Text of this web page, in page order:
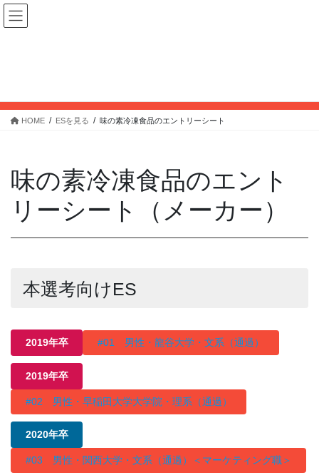
コ
ン
キ
ナ
ビ
に
HOME ESを見る 味の素冷凍食品のエントリーシート
味の素冷凍食品のエント
リーシート（メーカー）
本選考向けES
2019年卒 #01 男性・龍谷大学・文系（通過）
2019年卒
#02 男性・早稲田大学大学院・理系（通過）
2020年卒
#03 男性・関西大学・文系（通過）＜マーケティング職＞